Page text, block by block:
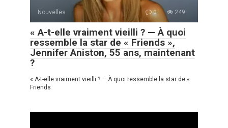
Nouvelles 0 249
« A-t-elle vraiment vieilli ? — À quoi
ressemble la star de « Friends »,
Jennifer Aniston, 55 ans, maintenant
?
« A-t-elle vraiment vieilli ? — À quoi ressemble la star de «
Friends